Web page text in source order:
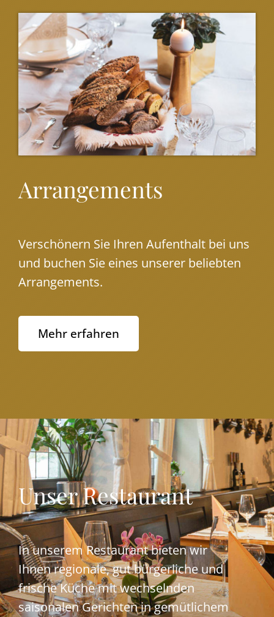
Arrangements
Verschönern Sie Ihren Aufenthalt bei uns
und buchen Sie eines unserer beliebten
Arrangements.
Mehr erfahren
Unser Restaurant
In unserem Restaurant bieten wir
Ihnen regionale, gut bürgerliche und
frische Küche mit wechselnden
saisonalen Gerichten in gemütlichem